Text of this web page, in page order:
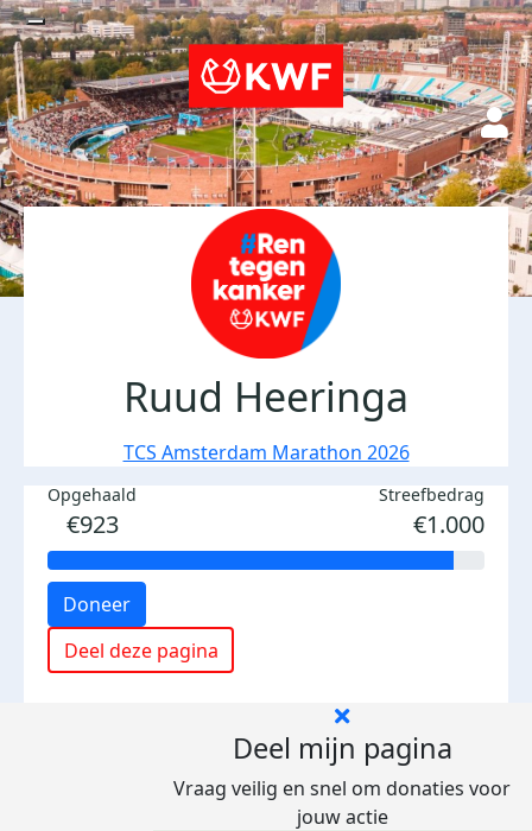
Ruud Heeringa
TCS Amsterdam Marathon 2026
Opgehaald
€923
Streefbedrag
€1.000
Doneer
Deel deze pagina
Deel mijn pagina
Vraag veilig en snel om donaties voor
jouw actie